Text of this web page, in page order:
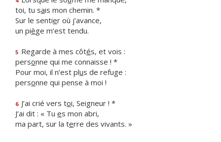
toi, tu sais mon chemin. *
Sur le sentier où j’avance,
un piège m’est tendu.
5 Regarde à mes côtés, et vois :
personne qui me connaisse ! *
Pour moi, il n’est plus de refuge :
personne qui pense à moi !
6 J’ai crié vers toi, Seigneur ! *
J’ai dit : « Tu es mon abri,
ma part, sur la terre des vivants. »